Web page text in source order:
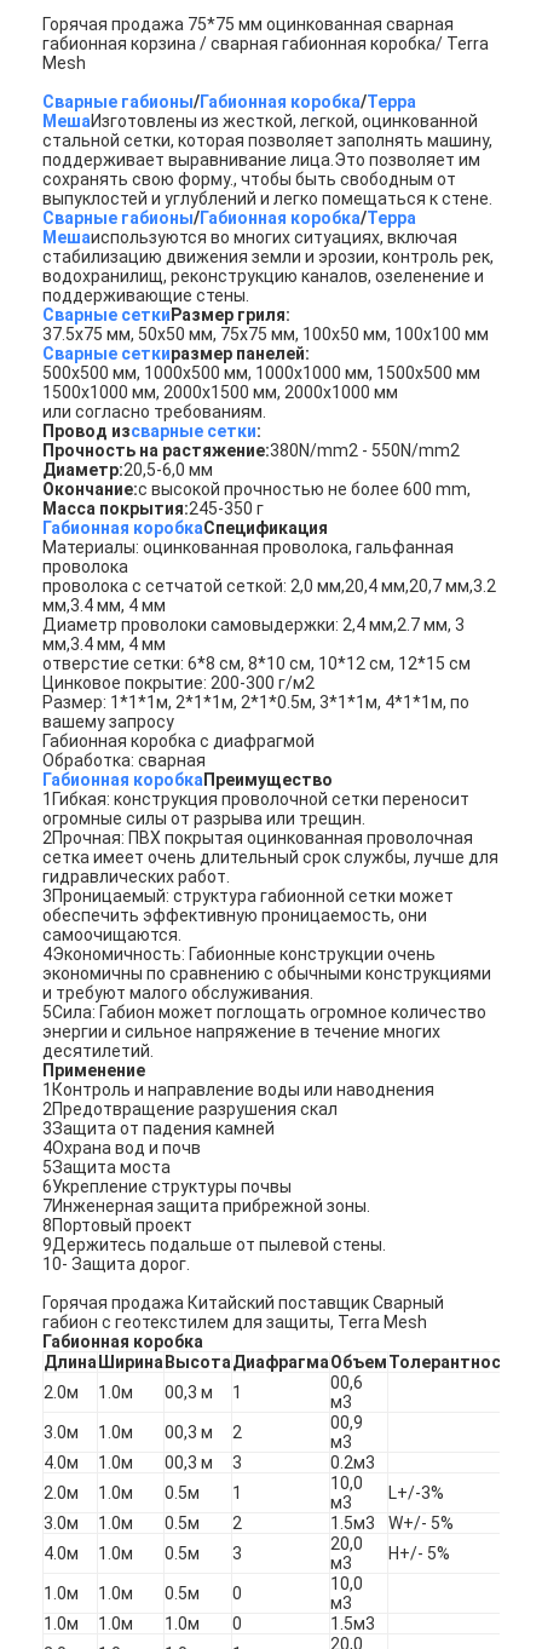
Главная страница
Продукция
О Компании
Наша фабрика
контроль качества
контактные данные
теперь говорите
Нержавеющая сталь X Tend Mesh
экструдерный фильтрующий экран
Пакет экрана штрангпресса
Горячая продажа 75*75 мм оцинкованная сварная
габионная корзина / сварная габионная коробка/ Terra
Mesh
Сварные габионы/Габионная коробка/Терра
МешаИзготовлены из жесткой, легкой, оцинкованной
стальной сетки, которая позволяет заполнять машину,
поддерживает выравнивание лица.Это позволяет им
сохранять свою форму., чтобы быть свободным от
выпуклостей и углублений и легко помещаться к стене.
Сварные габионы/Габионная коробка/Терра
Мешаиспользуются во многих ситуациях, включая
стабилизацию движения земли и эрозии, контроль рек,
водохранилищ, реконструкцию каналов, озеленение и
поддерживающие стены.
Сварные сетки Размер гриля:
37.5х75 мм, 50х50 мм, 75х75 мм, 100х50 мм, 100х100 мм
Сварные сеткиразмер панелей:
500х500 мм, 1000х500 мм, 1000х1000 мм, 1500х500 мм
1500x1000 мм, 2000x1500 мм, 2000x1000 мм
или согласно требованиям.
Провод изсварные сетки:
Прочность на растяжение:380N/mm2 - 550N/mm2
Диаметр:20,5-6,0 мм
Окончание:с высокой прочностью не более 600 mm,
Масса покрытия:245-350 г
Габионная коробкаСпецификация
Материалы: оцинкованная проволока, гальфанная
проволока
проволока с сетчатой сеткой: 2,0 мм,20,4 мм,20,7 мм,3.2
мм,3.4 мм, 4 мм
Диаметр проволоки самовыдержки: 2,4 мм,2.7 мм, 3
мм,3.4 мм, 4 мм
отверстие сетки: 6*8 см, 8*10 см, 10*12 см, 12*15 см
Цинковое покрытие: 200-300 г/м2
Размер: 1*1*1м, 2*1*1м, 2*1*0.5м, 3*1*1м, 4*1*1м, по
вашему запросу
Габионная коробка с диафрагмой
Обработка: сварная
Габионная коробка Преимущество
1Гибкая: конструкция проволочной сетки переносит
огромные силы от разрыва или трещин.
2Прочная: ПВХ покрытая оцинкованная проволочная
сетка имеет очень длительный срок службы, лучше для
гидравлических работ.
3Проницаемый: структура габионной сетки может
обеспечить эффективную проницаемость, они
самоочищаются.
4Экономичность: Габионные конструкции очень
экономичны по сравнению с обычными конструкциями
и требуют малого обслуживания.
5Сила: Габион может поглощать огромное количество
энергии и сильное напряжение в течение многих
десятилетий.
Применение
1Контроль и направление воды или наводнения
2Предотвращение разрушения скал
3Защита от падения камней
4Охрана вод и почв
5Защита моста
6Укрепление структуры почвы
7Инженерная защита прибрежной зоны.
8Портовый проект
9Держитесь подальше от пылевой стены.
10- Защита дорог.
Горячая продажа Китайский поставщик Сварный
габион с геотекстилем для защиты, Terra Mesh
Габионная коробка
Длина Ширина ВысотаДиафрагмаОбъемТолерантность
2.0м
1.0м 00,3 м 1
00,6
м3
3.0м
1.0м 00,3 м 2
00,9
м3
4.0м
1.0м 00,3 м 3
0.2м3
2.0м
1.0м 0.5м 1
10,0
м3
L+/-3%
3.0м
1.0м 0.5м 2 1.5м3
W+/- 5%
4.0м
1.0м 0.5м 3
20,0
м3
H+/- 5%
1.0м 1.0м 0.5м 0
10,0
м3
1.0м
1.0м 1.0м 0
1.5м3
20,0